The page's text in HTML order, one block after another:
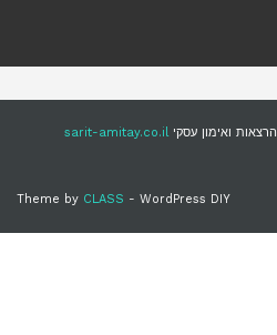
sarit-amitay.co.il
Theme byCLASS -